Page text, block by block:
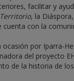
facilitar y
, la
con la
por Iparra-
del proyecto
de la historia de